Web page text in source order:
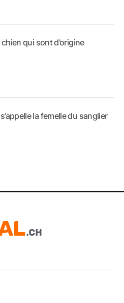
qui sont d’origine
la femelle du sanglier